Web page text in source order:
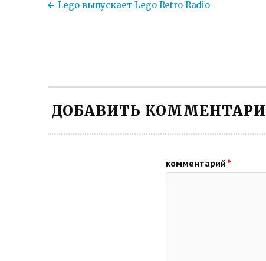
Lego выпускает Lego Retro Radio
ДОБАВИТЬ
комментарий *